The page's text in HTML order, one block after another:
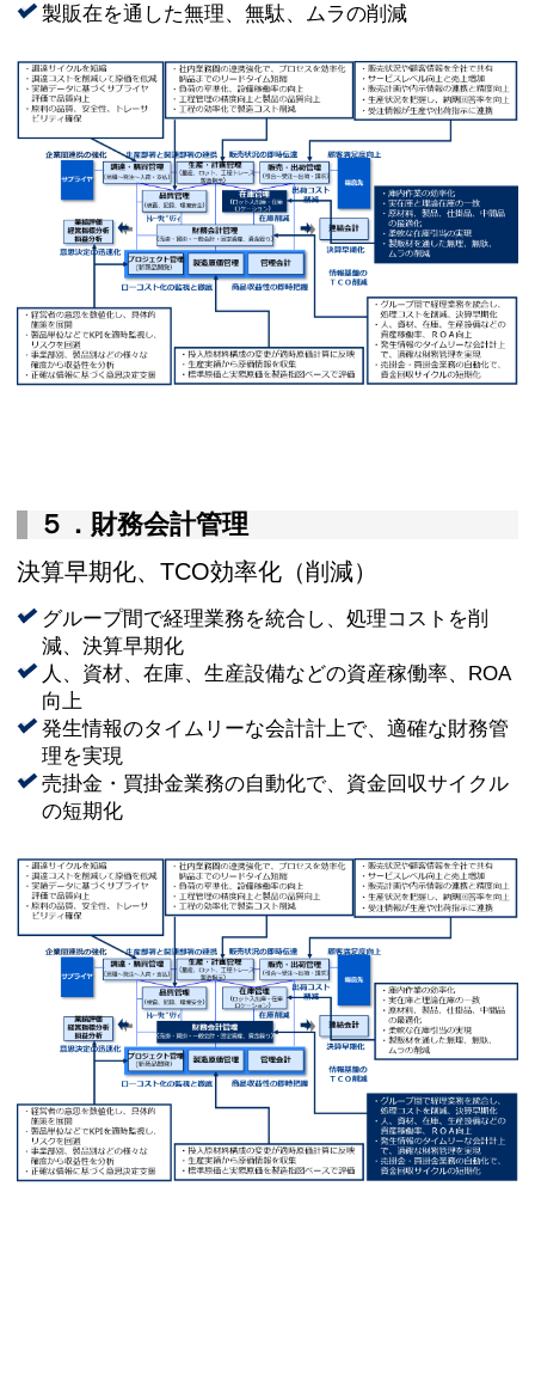
製販在を通した無理、無駄、ムラの削減
５．財務会計管理
決算早期化、TCO効率化（削減）
グループ間で経理業務を統合し、処理コストを削
減、決算早期化
人、資材、在庫、生産設備などの資産稼働率、ROA
向上
発生情報のタイムリーな会計計上で、適確な財務管
理を実現
売掛金・買掛金業務の自動化で、資金回収サイクル
の短期化